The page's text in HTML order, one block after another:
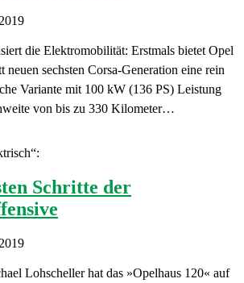
die Elektromobilität: Erstmals bietet Opel
neuen sechsten Corsa-Generation eine rein
Variante mit 100 kW (136 PS) Leistung
von bis zu 330 Kilometer…
Schritte der
Lohscheller hat das »Opelhaus 120« auf